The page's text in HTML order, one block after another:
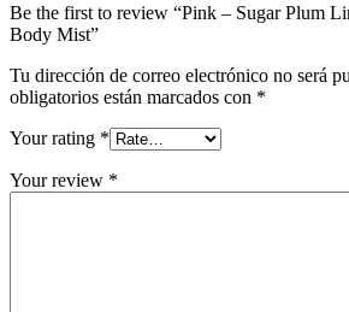
Be the first to review “Pink – Sugar Plum
Body Mist”
Tu dirección de correo electrónico no será
obligatorios están marcados con *
Your rating *
Your review *